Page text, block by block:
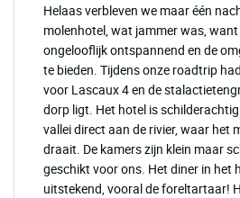
Helaas verbleven we maar één
molenhotel, wat jammer was,
ongelooflijk ontspannend en de
te bieden. Tijdens onze roadtrip
voor Lascaux 4 en de
dorp ligt. Het hotel is
vallei direct aan de rivier, waar het
draait. De kamers zijn klein maar
geschikt voor ons. Het diner in het
uitstekend, vooral de foreltartaar!